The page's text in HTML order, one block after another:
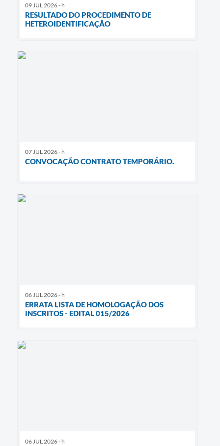
09 JUL 2026 - h
RESULTADO DO PROCEDIMENTO DE
HETEROIDENTIFICAÇÃO
07 JUL 2026 - h
CONVOCAÇÃO CONTRATO TEMPORÁRIO.
06 JUL 2026 - h
ERRATA LISTA DE HOMOLOGAÇÃO DOS
INSCRITOS - EDITAL 015/2026
06 JUL 2026 - h